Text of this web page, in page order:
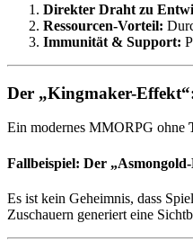
Direkter Draht zu
Ressourcen-Vorteil:
Immunität & Support:
Der „Kingmaker-
Ein modernes MMORPG ohne
Fallbeispiel: Der
Es ist kein Geheimnis, dass
Zuschauern generiert eine